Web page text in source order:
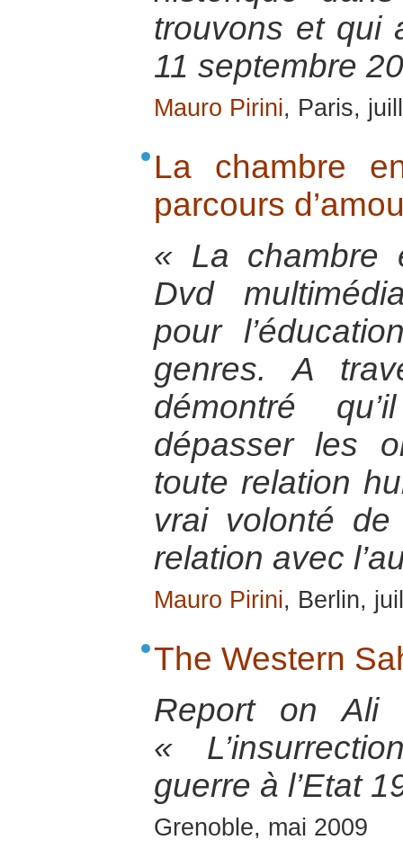
trouvons et qui
11 septembre
Mauro Pirini, Paris,
La chambre
parcours
« La chambre
Dvd
pour
genres. A
démontré
dépasser les
toute relation
vrai volonté
relation avec
Mauro Pirini, Berlin,
The Western
Report on Ali
«
guerre à l’Etat
Grenoble, mai 2009